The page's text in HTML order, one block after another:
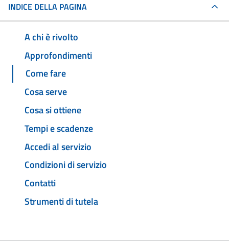
INDICE DELLA PAGINA
A chi è rivolto
Approfondimenti
Come fare
Cosa serve
Cosa si ottiene
Tempi e scadenze
Accedi al servizio
Condizioni di servizio
Contatti
Strumenti di tutela